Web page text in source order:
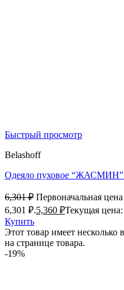
Быстрый просмотр
Belashoff
Одеяло пуховое “ЖАСМИН”
6,301₽ Первоначальная цена
6,301 ₽.5,360 ₽Текущая
Купить
Этот товар имеет
на странице товара.
-19%